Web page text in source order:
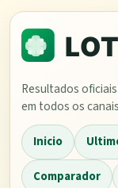
Resultados
em todos os
Inicio
Comparador